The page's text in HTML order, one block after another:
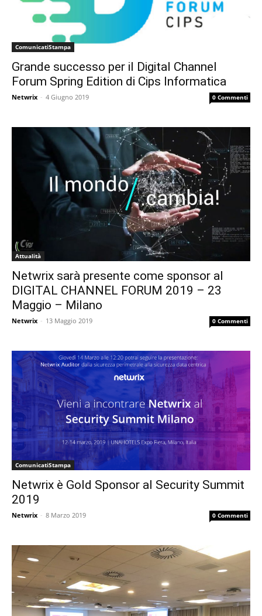
ComunicatiStampa
Grande successo per il Digital Channel
Forum Spring Edition di Cips Informatica
Netwrix - 4 Giugno 2019 0 Commenti
Attualità
Netwrix sarà presente come sponsor al
DIGITAL CHANNEL FORUM 2019 – 23
Maggio – Milano
Netwrix - 13 Maggio 2019 0 Commenti
ComunicatiStampa
Netwrix è Gold Sponsor al Security Summit
2019
Netwrix - 8 Marzo 2019 0 Commenti